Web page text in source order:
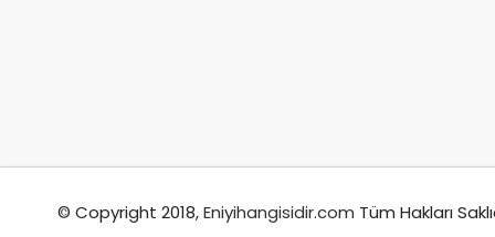
© Copyright 2018,Eniyihangisidir.com Tüm Hakları